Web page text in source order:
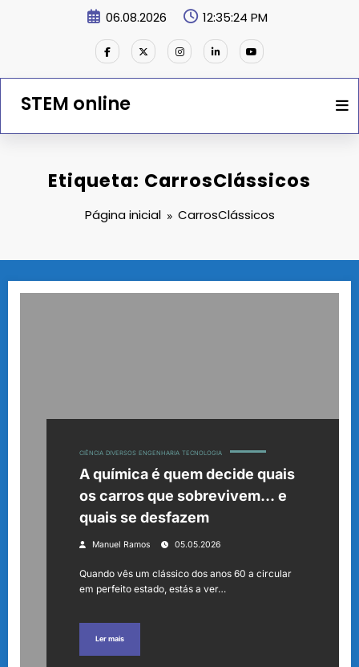
06.08.2026 12:35:24 PM
STEM online
Etiqueta: CarrosClássicos
Página inicial CarrosClássicos
CIÊNCIA DIVERSOS ENGENHARIA TECNOLOGIA
A química é quem decide quais
os carros que sobrevivem… e
quais se desfazem
Manuel Ramos 05.05.2026
Quando vês um clássico dos anos 60 a circular
em perfeito estado, estás a ver…
Ler mais